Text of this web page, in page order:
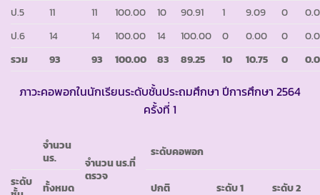
ป.5
11 11 100.00 10 90.91 1 9.09 0
ป.6
14 14 100.00 14 100.00 0 0.00 0
รวม
93 93 100.00 83 89.25 10 10.75 0
ภาวะคอพอกในนักเรียนระดับชั้นประถมศึกษา ปีการศึกษา 2564
ครั้งที่ 1
จำนวน
นร.
จำนวน นร.ที่
ตรวจ
ระดับคอพอก
ระดับ
ทั้งหมด ปกติ ระดับ1 ระดับ2